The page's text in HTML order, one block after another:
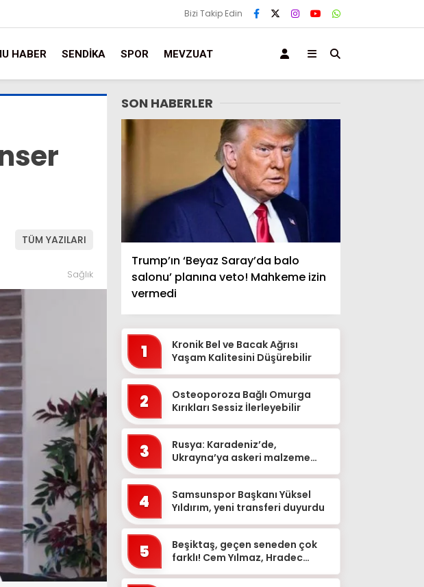
Bizi Takip Edin
HABER SENDIKA SPOR MEVZUAT
TÜM YAZILARI
Sağlık
SON HABERLER
Trump’ın ‘Beyaz Saray’da balo
salonu’ planına veto! Mahkeme izin
vermedi
1
Kronik Bel ve Bacak Ağrısı
Yaşam Kalitesini Düşürebilir
2
Osteoporoza Bağlı Omurga
Kırıkları Sessiz İlerleyebilir
3
Rusya: Karadeniz’de,
Ukrayna’ya askeri malzeme
4
Samsunspor Başkanı Yüksel
Yıldırım, yeni transferi duyurdu
5
Beşiktaş, geçen seneden çok
farklı! Cem Yılmaz, Hradec